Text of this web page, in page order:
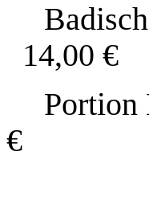
14,00 €
Portion
€